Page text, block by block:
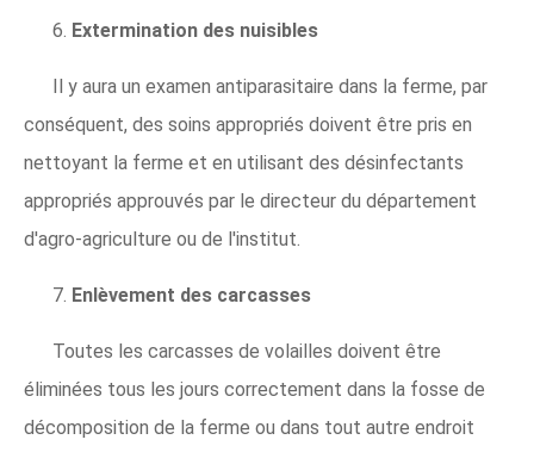
6. Extermination des nuisibles
Il y aura un examen antiparasitaire dans la ferme, par
conséquent, des soins appropriés doivent être pris en
nettoyant la ferme et en utilisant des désinfectants
appropriés approuvés par le directeur du département
d'agro-agriculture ou de l'institut.
7. Enlèvement des carcasses
Toutes les carcasses de volailles doivent être
éliminées tous les jours correctement dans la fosse de
décomposition de la ferme ou dans tout autre endroit